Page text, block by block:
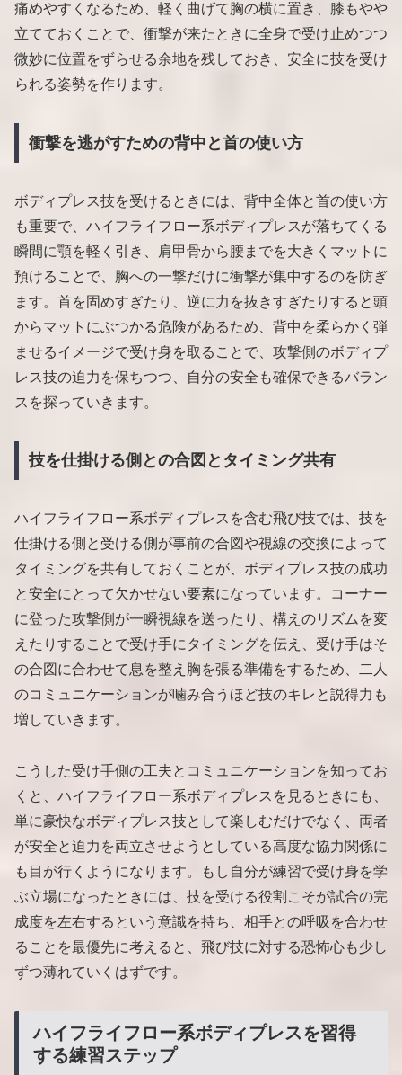
痛めやすくなるため、軽く曲げて胸の横に置き、膝もやや
立てておくことで、衝撃が来たときに全身で受け止めつつ
微妙に位置をずらせる余地を残しておき、安全に技を受け
られる姿勢を作ります。
衝撃を逃がすための背中と首の使い方
ボディプレス技を受けるときには、背中全体と首の使い方
も重要で、ハイフライフロー系ボディプレスが落ちてくる
瞬間に顎を軽く引き、肩甲骨から腰までを大きくマットに
預けることで、胸への一撃だけに衝撃が集中するのを防ぎ
ます。首を固めすぎたり、逆に力を抜きすぎたりすると頭
からマットにぶつかる危険があるため、背中を柔らかく弾
ませるイメージで受け身を取ることで、攻撃側のボディプ
レス技の迫力を保ちつつ、自分の安全も確保できるバラン
スを探っていきます。
技を仕掛ける側との合図とタイミング共有
ハイフライフロー系ボディプレスを含む飛び技では、技を
仕掛ける側と受ける側が事前の合図や視線の交換によって
タイミングを共有しておくことが、ボディプレス技の成功
と安全にとって欠かせない要素になっています。コーナー
に登った攻撃側が一瞬視線を送ったり、構えのリズムを変
えたりすることで受け手にタイミングを伝え、受け手はそ
の合図に合わせて息を整え胸を張る準備をするため、二人
のコミュニケーションが噛み合うほど技のキレと説得力も
増していきます。
こうした受け手側の工夫とコミュニケーションを知ってお
くと、ハイフライフロー系ボディプレスを見るときにも、
単に豪快なボディプレス技として楽しむだけでなく、両者
が安全と迫力を両立させようとしている高度な協力関係に
も目が行くようになります。もし自分が練習で受け身を学
ぶ立場になったときには、技を受ける役割こそが試合の完
成度を左右するという意識を持ち、相手との呼吸を合わせ
ることを最優先に考えると、飛び技に対する恐怖心も少し
ずつ薄れていくはずです。
ハイフライフロー系ボディプレスを習得
する練習ステップ